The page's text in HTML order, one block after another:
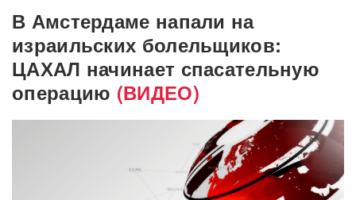
В Амстердаме напали на
израильских болельщиков:
ЦАХАЛ начинает спасательную
операцию (ВИДЕО)